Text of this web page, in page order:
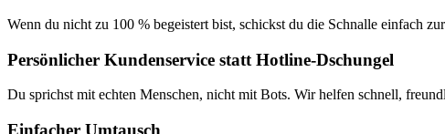
Wenn du nicht zu 100 % begeistert bist, schickst du die Schnalle einfach
Persönlicher Kundenservice statt Hotline-Dschungel
Du sprichst mit echten Menschen, nicht mit Bots. Wir helfen schnell,
Einfacher Umtausch